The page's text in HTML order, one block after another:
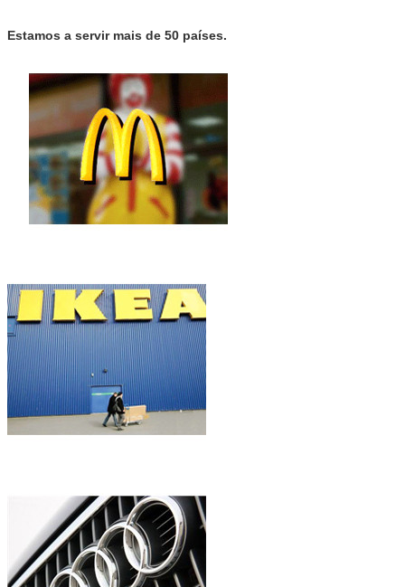
Estamos a servir mais de 50 países.